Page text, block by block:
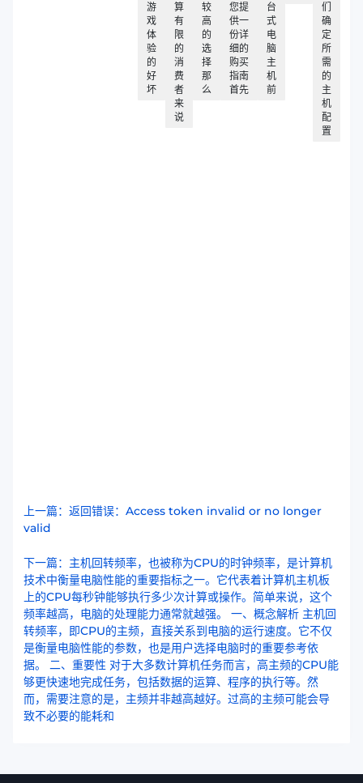
游
戏
体
验
的
好
坏
算
有
限
的
消
费
者
来
说
较
高
的
选
择
那
么
您提
供一
份详
细的
购买
指南
首先
台
式
电
脑
主
机
前
们
确
定
所
需
的
主
机
配
置
上一篇：返回错误：Access token invalid or no longer
valid
下一篇：主机回转频率，也被称为CPU的时钟频率，是计算机
技术中衡量电脑性能的重要指标之一。它代表着计算机主机板
上的CPU每秒钟能够执行多少次计算或操作。简单来说，这个
频率越高，电脑的处理能力通常就越强。 一、概念解析 主机回
转频率，即CPU的主频，直接关系到电脑的运行速度。它不仅
是衡量电脑性能的参数，也是用户选择电脑时的重要参考依
据。 二、重要性 对于大多数计算机任务而言，高主频的CPU能
够更快速地完成任务，包括数据的运算、程序的执行等。然
而，需要注意的是，主频并非越高越好。过高的主频可能会导
致不必要的能耗和